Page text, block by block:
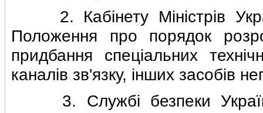
2. Кабiнету Мiнiстрiв
Положення про порядок
придбання спецiальних
каналiв зв'язку, iнших засобiв
3. Службi безпеки